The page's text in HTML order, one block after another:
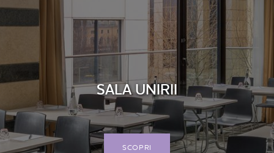
SALA UNIRII
SCOPRI